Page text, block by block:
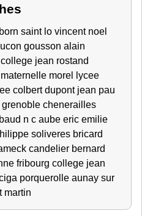
saint lo vincent noel
gousson alain
college jean rostand
morel lycee
colbert dupont jean pau
grenoble chenerailles
baud n c aube eric emilie
soliveres bricard
candelier bernard
fribourg college jean
porquerolle aunay sur
martin